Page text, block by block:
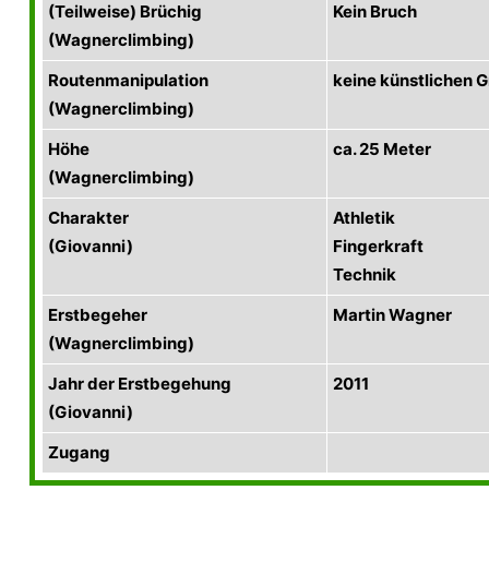
(Teilweise) Brüchig
(Wagnerclimbing)
Kein Bruch
Routenmanipulation
(Wagnerclimbing)
keine künstlichen
Höhe
(Wagnerclimbing)
ca. 25 Meter
Charakter
(Giovanni)
Athletik
Fingerkraft
Technik
Erstbegeher
(Wagnerclimbing)
Martin Wagner
Jahr der Erstbegehung
(Giovanni)
2011
Zugang